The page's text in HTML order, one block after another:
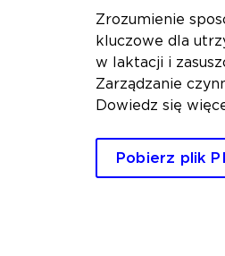
Zrozumienie
kluczowe dla
w laktacji i
Zarządzanie
Dowiedz się
Pobierz plik